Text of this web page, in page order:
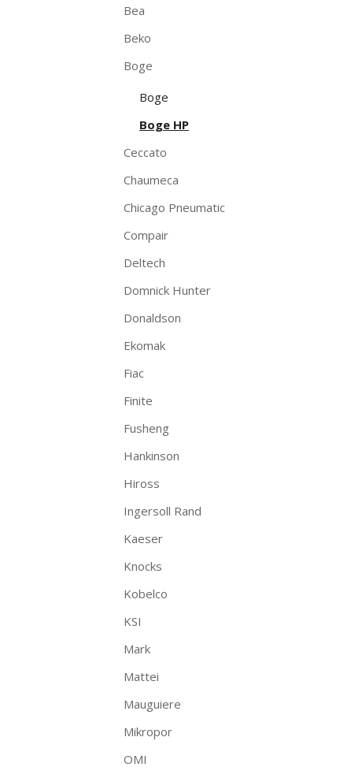
Bea
Beko
Boge
Boge
Boge HP
Ceccato
Chaumeca
Chicago Pneumatic
Compair
Deltech
Domnick Hunter
Donaldson
Ekomak
Fiac
Finite
Fusheng
Hankinson
Hiross
Ingersoll Rand
Kaeser
Knocks
Kobelco
KSI
Mark
Mattei
Mauguiere
Mikropor
OMI